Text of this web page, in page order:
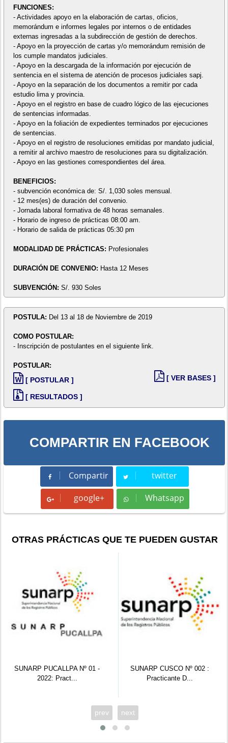
FUNCIONES:
- Actividades apoyo en la elaboración de cartas, oficios,
memorándum e informes legales por internos o de entidades
externas ingresadas a la subdirección de gestión de derechos.
- Apoyo en la proyección de cartas y/o memorándum remisión de
los cumple mandatos judiciales.
- Apoyo en la descargada de la información por ejecución de
sentencia en el sistema de atención de procesos judiciales sapj.
- Apoyo en la separación de los documentos a remitir por cada
estudio lima y provincia.
- Apoyo en el registro en base de cuadro lógico de las ejecuciones
de sentencias informadas.
- Apoyo en la foliación de expedientes terminados por ejecuciones
de sentencias.
- Apoyo en el registro de resoluciones emitidas por mandato judicial,
a remitir al archivo maestro de resoluciones para su digitalización.
- Apoyo en las gestiones correspondientes del área.
BENEFICIOS:
- subvención económica de: S/. 1,030 soles mensual.
- 12 mes(es) de duración del convenio.
- Jornada laboral formativa de 48 horas semanales.
- Horario de ingreso de prácticas 08:00 am.
- Horario de salida de prácticas 05:30 pm
MODALIDAD DE PRÁCTICAS: Profesionales
DURACIÓN DE CONVENIO: Hasta 12 Meses
SUBVENCIÓN: S/. 930 Soles
POSTULA: Del 13 al 18 de Noviembre de 2019
COMO POSTULAR:
- Inscripción de postulantes en el siguiente link.
POSTULAR:
[ POSTULAR ]
[ RESULTADOS ]
[ VER BASES ]
COMPARTIR EN FACEBOOK
Compartir
Compartir twitter
Tweet
google+ Whatsapp
Whatsapp
OTRAS PRÁCTICAS QUE TE PUEDEN GUSTAR
Nº 01 -
SUNARP CUSCO Nº 002 :
SUNARP
prev next